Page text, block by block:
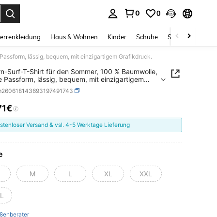
0 0
Haus & Wohnen Kinder Schuhe Schmuck &
lässig, bequem, mit einzigartigem Grafikdruck.
Surf-T-Shirt für den Sommer, 100 % Baumwolle,
Passform, lässig, bequem, mit einzigartigem
AND AVAILABILITY
Versand & vsl. 4-5 Werktage Lieferung
M L XL XXL